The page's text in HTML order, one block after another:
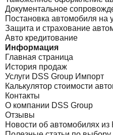
Документальное
Постановка автомобиля на
Защита и страхование
Авто кредитование
Информация
Главная страница
История продаж
Услуги DSS Group Импорт
Калькулятор стоимости
Контакты
О компании DSS Group
Отзывы
Новости об автомобилях